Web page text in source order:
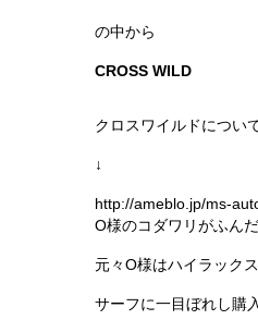
の中から
CROSS WILD
クロスワイルドについ
↓
http://ameblo.jp/ms-
O様のコダワリがふん
元々O様はハイラック
サーフに一目ぼれし購